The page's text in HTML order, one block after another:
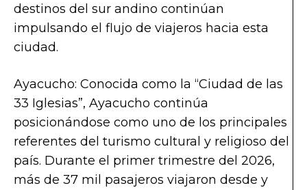
destinos del sur andino continúan
impulsando el flujo de viajeros hacia esta
ciudad.
Ayacucho: Conocida como la “Ciudad de las
33 Iglesias”, Ayacucho continúa
posicionándose como uno de los principales
referentes del turismo cultural y religioso del
país. Durante el primer trimestre del 2026,
más de 37 mil pasajeros viajaron desde y